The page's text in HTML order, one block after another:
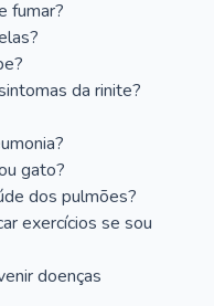
fumar?
da rinite?
gato?
dos pulmões?
exercícios se sou
doenças